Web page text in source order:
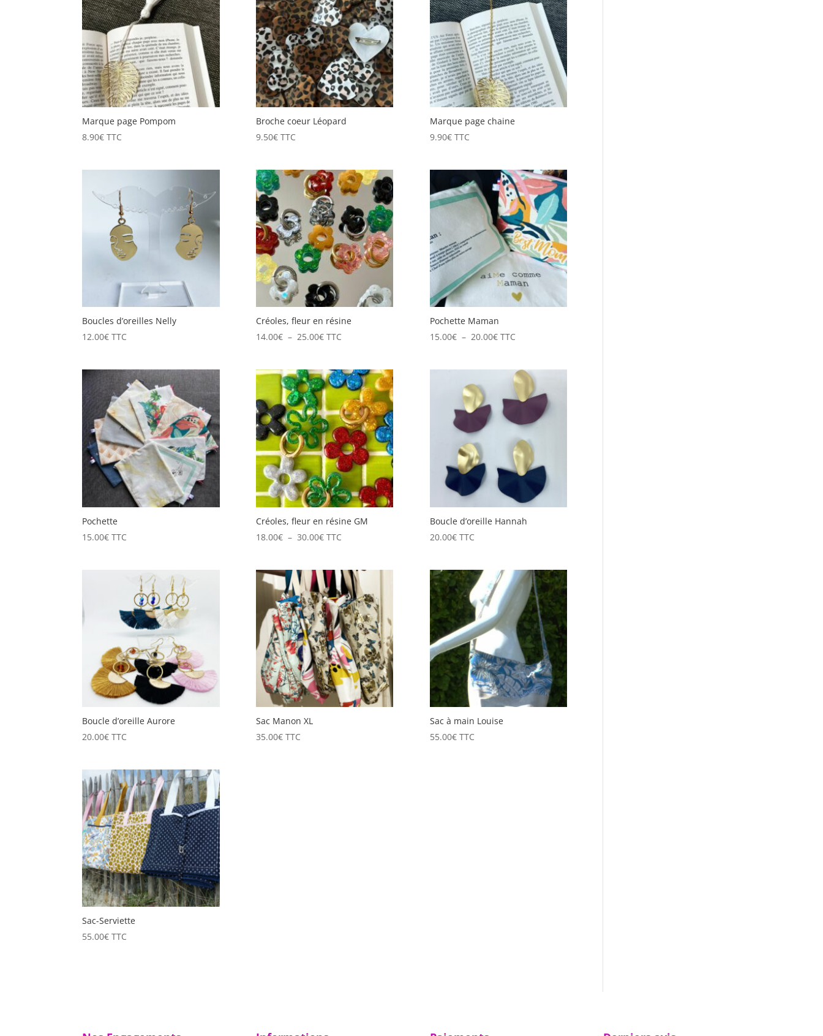
9.50€
Marque page Pompom
8.90€ TTC
Broche coeur Léopard
9.50€ TTC
Marque page chaine
9.90€ TTC
Boucles d’oreilles Nelly
12.00€ TTC
Créoles, fleur en résine
14.00€ – 25.00€Plage
14.00€
à
25.00€
TTC
Pochette Maman
15.00€ – 20.00€Plage
15.00€
20.00€
TTC
Pochette
15.00€ TTC
Créoles, fleur en résine GM
18.00€ – 30.00€Plage
18.00€
à
30.00€
TTC
Boucle d’oreille Hannah
20.00€ TTC
Boucle d’oreille Aurore
20.00€ TTC
Sac Manon XL
35.00€ TTC
Sac à main Louise
55.00€ TTC
Sac-Serviette
55.00€ TTC